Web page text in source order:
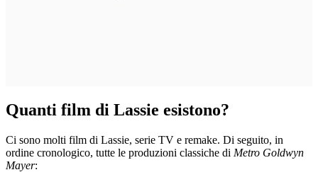
Quanti film di Lassie esistono?
Ci sono molti film di Lassie, serie TV e remake. Di seguito, in
ordine cronologico, tutte le produzioni classiche di Metro Goldwyn
Mayer: